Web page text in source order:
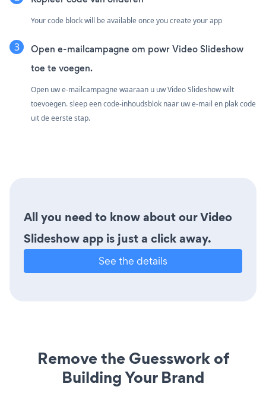
Your code block will be available once you create your app
Open e-mailcampagne om powr Video Slideshow
toe te voegen.
Open uw e-mailcampagne waaraan u uw Video Slideshow wilt
toevoegen. sleep een code-inhoudsblok naar uw e-mail en plak code
uit de eerste stap.
All you need to know about our Video
Slideshow app is just a click away.
See the details
Remove the Guesswork of
Building Your Brand